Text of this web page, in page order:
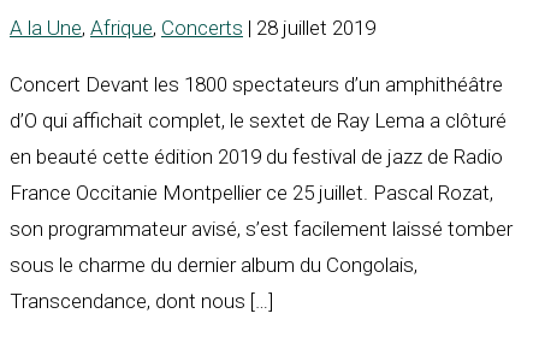
A la Une, Afrique, Concerts | 28 juillet 2019
Concert Devant les 1800 spectateurs d’un amphithéâtre
d’O qui affichait complet, le sextet de Ray Lema a clôturé
en beauté cette édition 2019 du festival de jazz de Radio
France Occitanie Montpellier ce 25 juillet. Pascal Rozat,
son programmateur avisé, s’est facilement laissé tomber
sous le charme du dernier album du Congolais,
Transcendance, dont nous […]